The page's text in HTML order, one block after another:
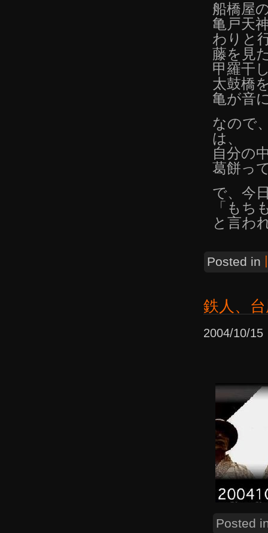
船橋屋
亀戸天
わりと
藤を見
甲羅干
太鼓橋
亀が音
なので
は、
自分の
葛餅っ
で、今
「もち
と言わ
Posted in
鉄人、
2004/10/
Posted